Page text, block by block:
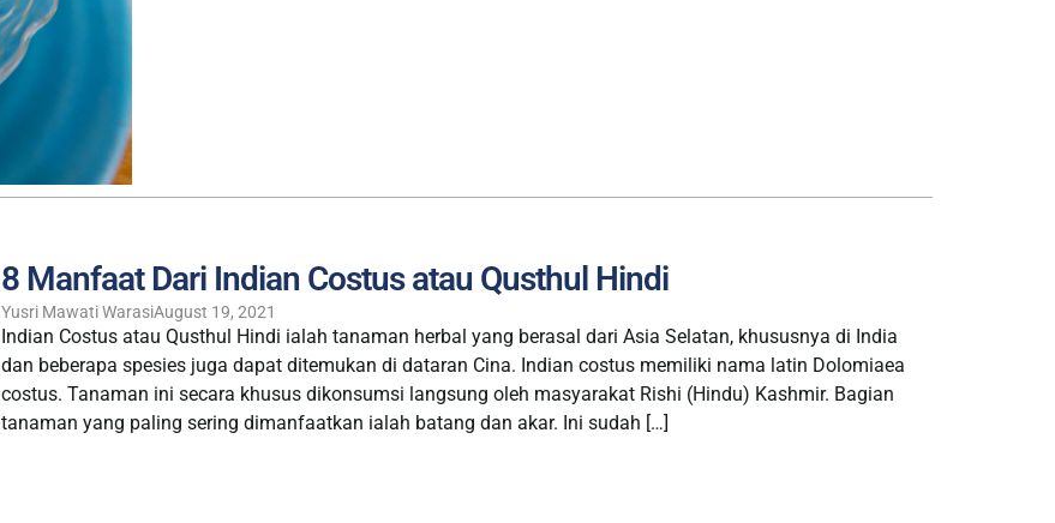
8 Manfaat Dari Indian Costus atau Qusthul Hindi
Yusri Mawati WarasiAugust 19, 2021
Indian Costus atau Qusthul Hindi ialah tanaman herbal yang berasal dari Asia Selatan, khususnya di India
dan beberapa spesies juga dapat ditemukan di dataran Cina. Indian costus memiliki nama latin Dolomiaea
costus. Tanaman ini secara khusus dikonsumsi langsung oleh masyarakat Rishi (Hindu) Kashmir. Bagian
tanaman yang paling sering dimanfaatkan ialah batang dan akar. Ini sudah […]